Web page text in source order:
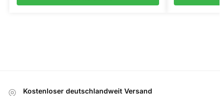
Kostenloser deutschlandweit Versand